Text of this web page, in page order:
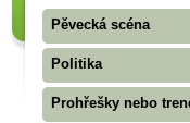
Pěvecká scéna
Politika
Prohřešky nebo